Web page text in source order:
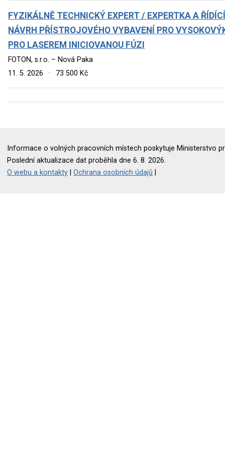
FYZIKÁLNĚ TECHNICKÝ EXPERT / EXPERTKA A
NÁVRH PŘÍSTROJOVÉHO VYBAVENÍ PRO
PRO LASEREM INICIOVANOU FÚZI
FOTON, s.r.o. – Nová Paka
11. 5. 2026
· 73 500 Kč
Informace o volných pracovních místech poskytuje Ministerstvo
Poslední aktualizace dat proběhla dne 6. 8. 2026.
O webu a kontakty |Ochrana osobních údajů